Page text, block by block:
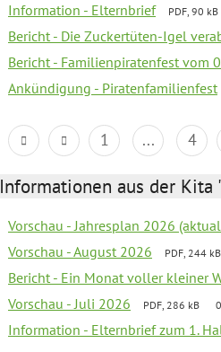
Information - Elternbrief PDF, 90 kB
Bericht - Die Zuckertüten-Igel
Bericht - Familienpiratenfest vom
Ankündigung - Piratenfamilienfest
1 ... 4
Informationen aus der Kita
Vorschau - Jahresplan 2026
Vorschau - August 2026 PDF, 244 kB
Bericht - Ein Monat voller kleiner
Vorschau - Juli 2026 PDF, 286 kB
Information - Elternbrief zum 1.